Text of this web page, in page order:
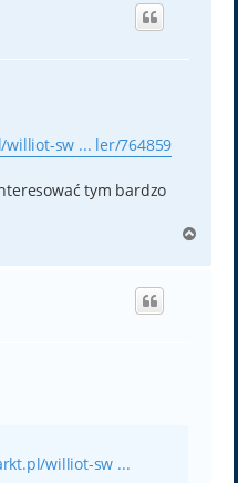
sw ... ler/764859
tym bardzo
g
williot-sw ...